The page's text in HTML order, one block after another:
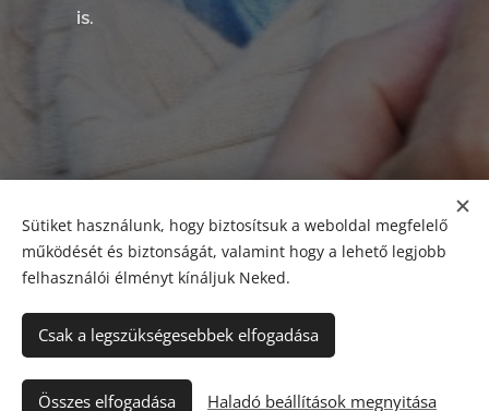
is.
Share
© 2024 Minden jog fenntartva
Naturshopwebaruhaz.hu Sütik
Sütiket használunk, hogy biztosítsuk a weboldal megfelelő
működését és biztonságát, valamint hogy a lehető legjobb
felhasználói élményt kínáljuk Neked.
Csak a legszükségesebbek elfogadása
Összes elfogadása Haladó beállítások megnyitása